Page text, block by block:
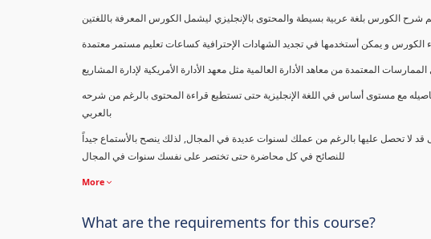
شرح الكورس بلغة عربية بسيطة والمحتوى بالإنجليزي ليشمل الكورس المعرفة باللغتين
الكورس و يمكن أستخدمها في تجديد الشهادات الإحترافية كساعات تعليم مستمر معتمدة
المعتمدة من معاهد الأدارة العالمية مثل معهد الأدارة الأمريكية لإدارة المشاريع
مع مستوى أساس في اللغة الإنجليزية حتى تستطيع قراءة المحتوى بالرغم من شرحه
بالعربي
قد لا تحصل عليها بالرغم من عملك لسنوات عديدة في المجال, لذلك ينصح بالأستماع جيداً
للنصائح في كل محاضرة حتى تختصر على نفسك سنوات في المجال
More
What are the requirements for this course?